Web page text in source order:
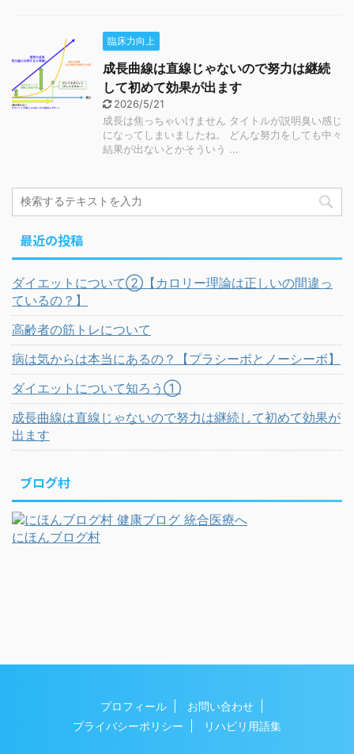
臨床力向上
成長曲線は直線じゃないので努力は継続
して初めて効果が出ます
2026/5/21
成長は焦っちゃいけません タイトルが説明臭い感じ
になってしまいましたね。 どんな努力をしても中々
結果が出ないとかそういう ...
最近の投稿
ダイエットについて②【カロリー理論は正しいの間違っ
ているの？】
高齢者の筋トレについて
病は気からは本当にあるの？【プラシーボとノーシーボ】
ダイエットについて知ろう①
成長曲線は直線じゃないので努力は継続して初めて効果が
出ます
ブログ村
にほんブログ村
プロフィール
お問い合わせ
プライバシーポリシー
リハビリ用語集